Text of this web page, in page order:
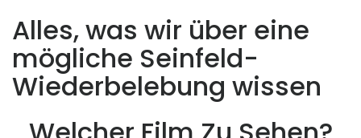
Alles, was wir über eine
mögliche Seinfeld-
Wiederbelebung wissen